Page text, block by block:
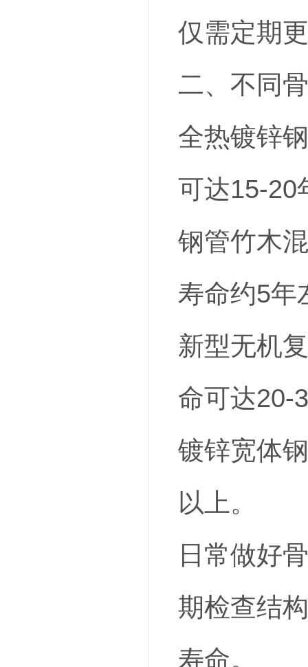
仅需定期
二、不同
全热镀锌
可达15-20
钢管竹木
寿命约5年
新型无机
命可达20-
镀锌宽体
以上。
日常做好
期检查结
寿命。